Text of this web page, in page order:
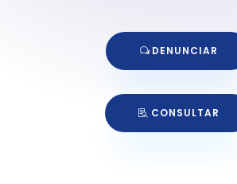
DENUNCIAR
CONSULTAR